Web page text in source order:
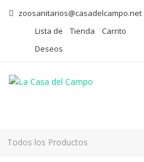
zoosanitarios@casadelcampo.net
Lista de
Deseos
Tienda Carrito